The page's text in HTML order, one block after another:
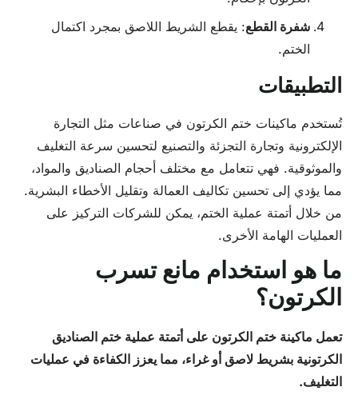
شفرة القطع: يقطع الشريط اللاصق بمجرد اكتمال
الختم.
التطبيقات
تُستخدم ماكينات ختم الكرتون في صناعات مثل التجارة
الإلكترونية وتجارة التجزئة والتصنيع لتحسين سرعة التغليف
والموثوقية. فهي تتعامل مع مختلف أحجام الصناديق والمواد،
مما يؤدي إلى تحسين تكاليف العمالة وتقليل الأخطاء البشرية.
من خلال أتمتة عملية الختم، يمكن للشركات التركيز على
العمليات الهامة الأخرى.
ما هو استخدام مانع تسرب
الكرتون؟
تعمل ماكينة ختم الكرتون على أتمتة عملية ختم الصناديق
الكرتونية بشريط لاصق أو غراء، مما يعزز الكفاءة في عمليات
التغليف.